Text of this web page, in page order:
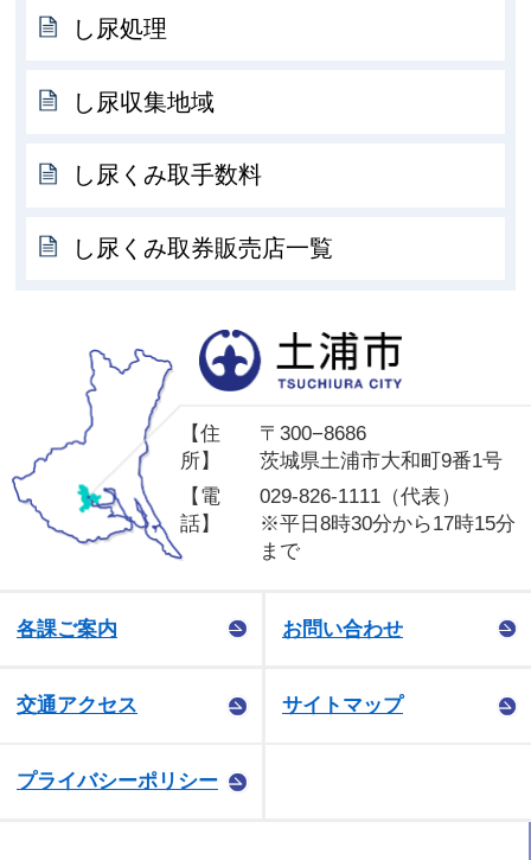
し尿処理
し尿収集地域
し尿くみ取手数料
し尿くみ取券販売店一覧
【住
所】
〒300−8686
茨城県土浦市大和町9番1号
【電
話】
029-826-1111（代表）
※平日8時30分から17時15分
まで
各課ご案内 お問い合わせ
交通アクセス サイトマップ
プライバシーポリシー